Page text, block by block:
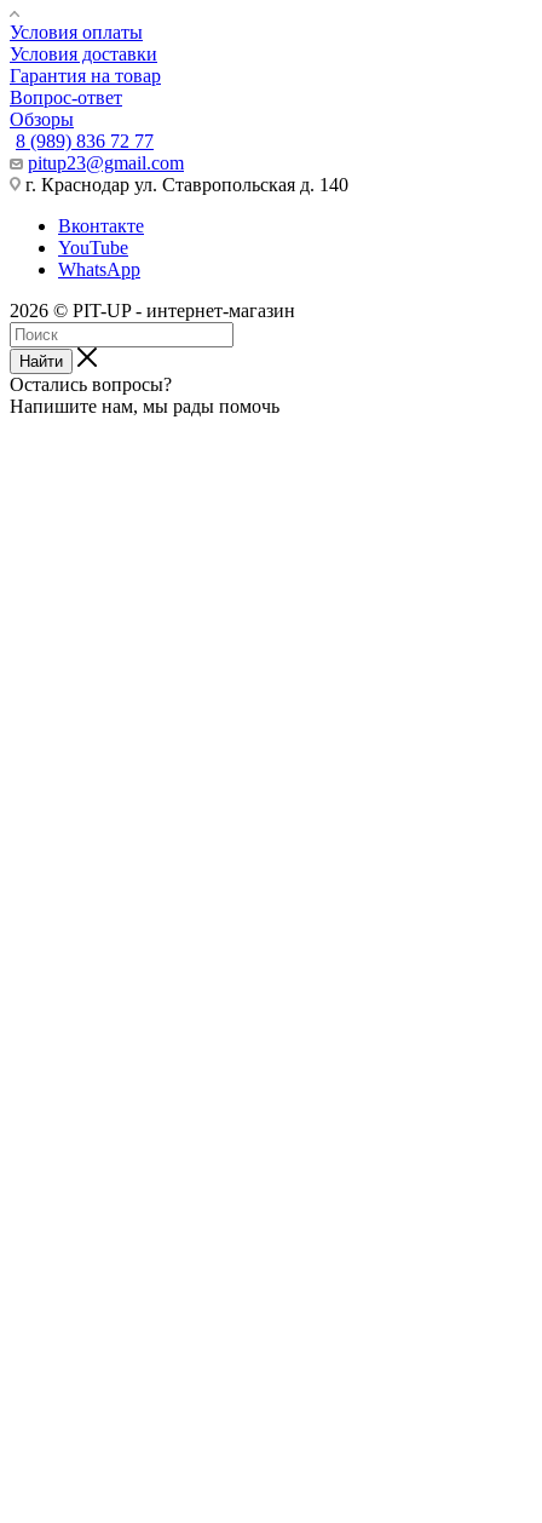
Условия оплаты
Условия доставки
Гарантия на товар
Вопрос-ответ
Обзоры
8 (989) 836 72 77
pitup23@gmail.com
г. Краснодар ул. Ставропольская д. 140
Вконтакте
YouTube
WhatsApp
2026 © PIT-UP - интернет-магазин
Найти
Остались вопросы?
Напишите нам, мы рады помочь